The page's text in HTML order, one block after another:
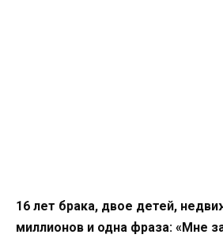
16 лет брака, двое детей,
миллионов и одна фраза: «Мне